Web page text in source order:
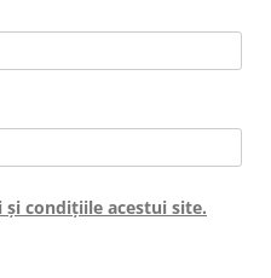
condițiile acestui site.